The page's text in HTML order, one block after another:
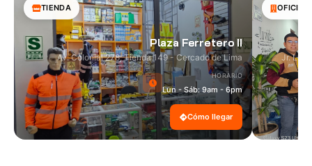
TIENDA
Plaza Ferretero II
Av. Colonial 278, Tienda 149 - Cercado de Lima
HORARIO
Lun - Sáb: 9am - 6pm
Cómo llegar
OFICINA
Jr. Las